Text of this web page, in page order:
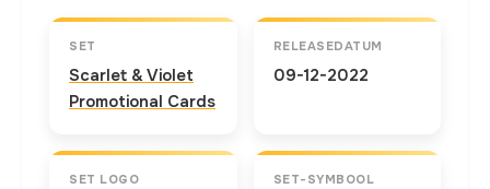
SET
Scarlet & Violet
Promotional Cards
RELEASEDATUM
09-12-2022
SET LOGO SET-SYMBOOL